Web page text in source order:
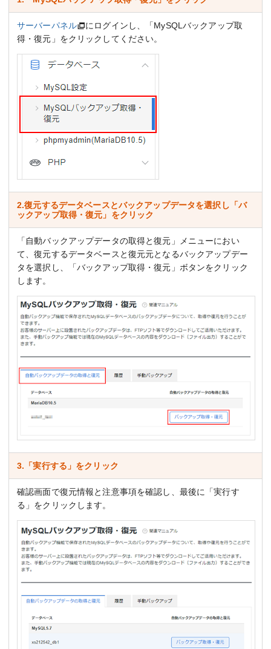
サーバーパネル
にログインし、「MySQLバックアップ取
得・復元」をクリックしてください。
2.復元するデータベースとバックアップデータを選択し「バ
ックアップ取得・復元」をクリック
「自動バックアップデータの取得と復元」メニューにおい
て、復元するデータベースと復元元となるバックアップデー
タを選択し、「バックアップ取得・復元」ボタンをクリック
します。
3.「実行する」をクリック
確認画面で復元情報と注意事項を確認し、最後に「実行す
る」をクリックします。